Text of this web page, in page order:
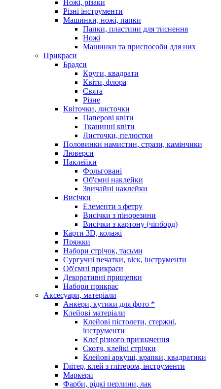
Ножі, різаки
Різні інструменти
Машинки, ножі, папки
Папки, пластини для тиснення
Ножі
Машинки та приспособи для них
Прикраси
Брадси
Круги, квадрати
Квіти, флора
Свята
Різне
Квіточки, листочки
Паперові квіти
Тканинні квіти
Листочки, пелюстки
Половинки намистин, стрази, камінчики
Люверси
Наклейки
Фольговані
Об'ємні наклейки
Звичайні наклейки
Висічки
Елементи з фетру
Висічки з пінорезини
Висічки з картону (чіпборд)
Карти 3D, колажі
Пряжки
Набори стрічок, тасьми
Сургучні печатки, віск, інструменти
Об'ємні прикраси
Декоративні прищепки
Набори прикрас
Аксесуари, матеріали
Анкери, кутики для фото *
Клейові матеріали
Клейові пістолети, стержні,
інструменти
Клеї різного призначення
Скотч, клейкі стрічки
Клейові аркуші, крапки, квадратики
Глітер, клей з глітером, інструменти
Маркери
Фарби, рідкі перлини, лак